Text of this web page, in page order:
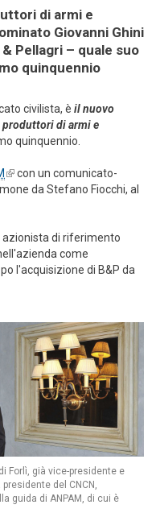
di armi e
Giovanni Ghini
Pellagri – quale suo
quinquennio
civilista, è il nuovo
produttori di armi e
quinquennio.
(link is external)
con un comunicato-
da Stefano Fiocchi, al
azionista di riferimento
come
l'acquisizione di B&P da
Forlì, già vice-presidente e
del CNCN,
guida di ANPAM, di cui è